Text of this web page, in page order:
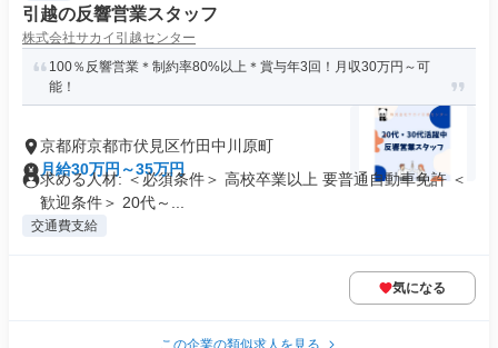
引越の反響営業スタッフ
株式会社サカイ引越センター
100％反響営業＊制約率80%以上＊賞与年3回！月収30万円～可
能！
京都府京都市伏見区竹田中川原町
月給30万円～35万円
求める人材: ＜必須条件＞ 高校卒業以上 要普通自動車免許 ＜
歓迎条件＞ 20代～...
交通費支給
気になる
この企業の類似求人を見る